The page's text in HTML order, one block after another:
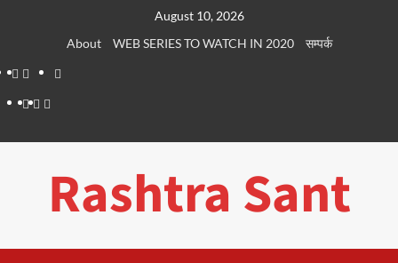
August 10, 2026
About
WEB SERIES TO WATCH IN 2020
सम्पर्क
About
WEB
SERIES
Dehradun
LifePlaces
सम्पर्क
Rashtra Sant